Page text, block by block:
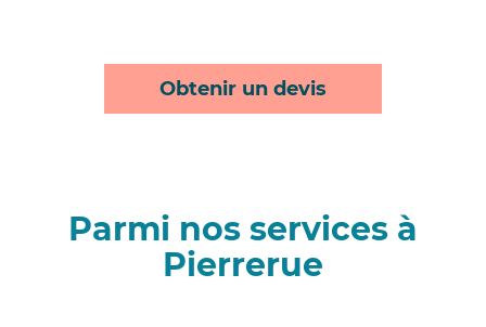
Obtenir un devis
Parmi nos services à
Pierrerue